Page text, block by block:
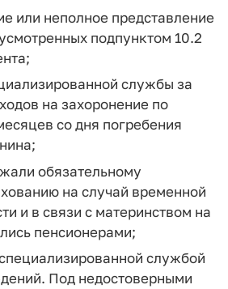
или неполное представление
подпунктом 10.2
службы за
на захоронение по
со дня погребения
обязательному
на случай временной
и в связи с материнством на
пенсионерами;
службой
Под недостоверными